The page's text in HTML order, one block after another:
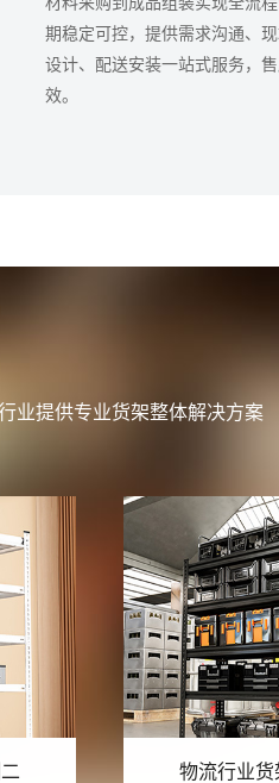
期稳定可控，提供需求沟通、
设计、配送安装一站式服务，
效。
业提供专业货架整体解决方案
物流行业